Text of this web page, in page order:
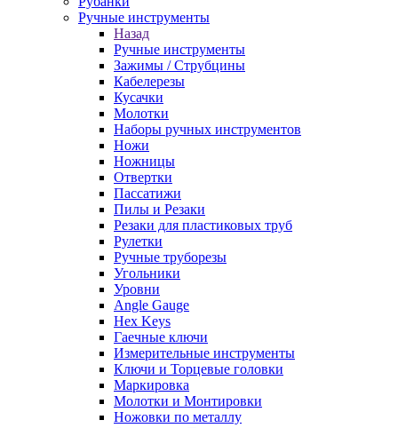
Ручные инструменты
Назад
Ручные инструменты
Зажимы / Струбцины
Кабелерезы
Кусачки
Молотки
Наборы ручных инструментов
Ножи
Ножницы
Отвертки
Пассатижи
Пилы и Резаки
Резаки для пластиковых труб
Рулетки
Ручные труборезы
Угольники
Уровни
Angle Gauge
Hex Keys
Гаечные ключи
Измерительные инструменты
Ключи и Торцевые головки
Маркировка
Молотки и Монтировки
Ножовки по металлу